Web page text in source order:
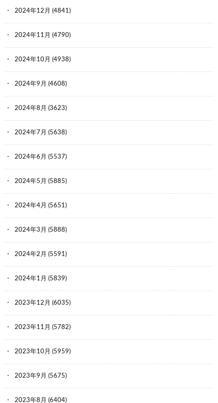
2024年12月 (4841)
2024年11月 (4790)
2024年10月 (4938)
2024年9月 (4608)
2024年8月 (3623)
2024年7月 (5638)
2024年6月 (5537)
2024年5月 (5885)
2024年4月 (5651)
2024年3月 (5888)
2024年2月 (5591)
2024年1月 (5839)
2023年12月 (6035)
2023年11月 (5782)
2023年10月 (5959)
2023年9月 (5675)
2023年8月 (6404)